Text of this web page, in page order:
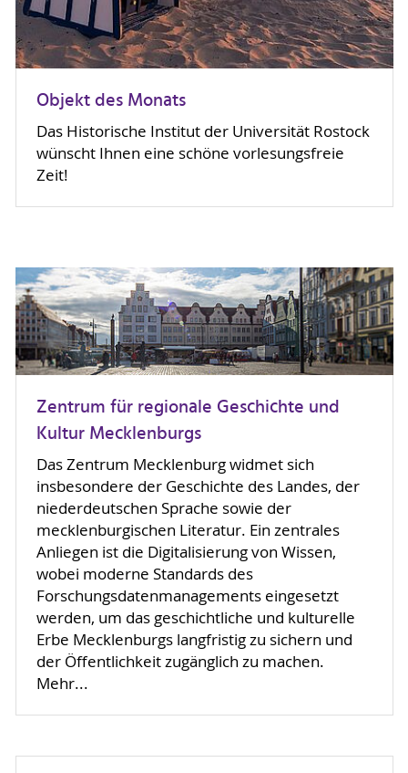
Objekt des Monats
Das Historische Institut der Universität Rostock
wünscht Ihnen eine schöne vorlesungsfreie
Zeit!
Zentrum für regionale Geschichte und
Kultur Mecklenburgs
Das Zentrum Mecklenburg widmet sich
insbesondere der Geschichte des Landes, der
niederdeutschen Sprache sowie der
mecklenburgischen Literatur. Ein zentrales
Anliegen ist die Digitalisierung von Wissen,
wobei moderne Standards des
Forschungsdatenmanagements eingesetzt
werden, um das geschichtliche und kulturelle
Erbe Mecklenburgs langfristig zu sichern und
der Öffentlichkeit zugänglich zu machen.
Mehr...